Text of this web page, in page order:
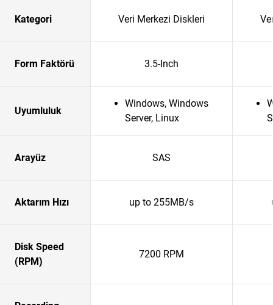
Kategori Veri Merkezi Diskleri
Form Faktörü 3.5-Inch
Uyumluluk
Windows, Windows
Server, Linux
Arayüz SAS
Aktarım Hızı up to 255MB/s
Disk Speed
(RPM)
7200 RPM